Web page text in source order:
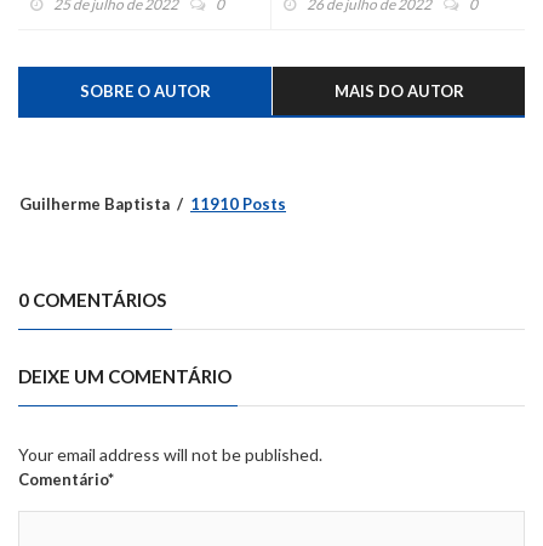
25 de julho de 2022 0 26 de julho de 2022 0
SOBRE O AUTOR MAIS DO AUTOR
Guilherme Baptista 11910 Posts
0 COMENTÁRIOS
DEIXE UM COMENTÁRIO
Your email address will not be published.
Comentário*